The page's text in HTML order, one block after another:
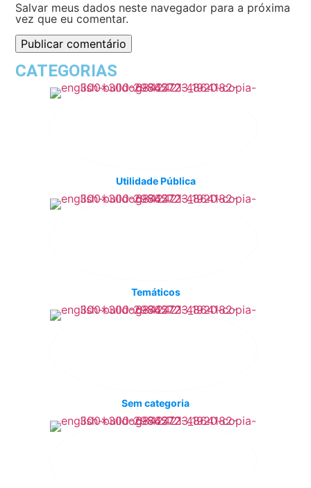
Salvar meus dados neste navegador para a próxima
vez que eu comentar.
CATEGORIAS
Utilidade Pública
Temáticos
Sem categoria